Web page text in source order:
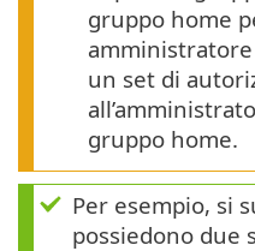
gruppo home
un set di
gruppo home.
Per esempio, si
possiedono due